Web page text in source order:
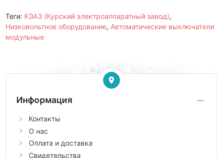
Теги: КЭАЗ (Курский электроаппаратный завод),
Низковольтное оборудование, Автоматические выключатели
модульные
Информация
Контакты
О нас
Оплата и доставка
Свидетельства